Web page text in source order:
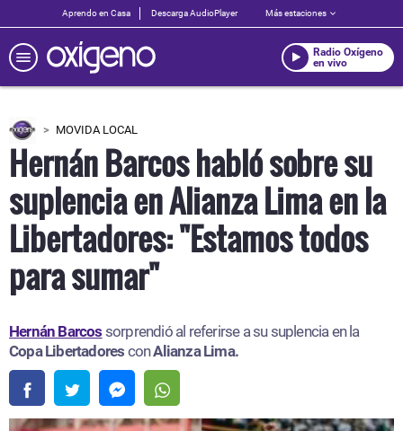
Aprendo en Casa Descarga AudioPlayer Más estaciones
Radio Oxígeno
en vivo
MOVIDA LOCAL
Hernán Barcos habló sobre su
suplencia en Alianza Lima en la
Libertadores: "Estamos todos
para sumar"
Hernán Barcos sorprendió al referirse a su suplencia en la
Copa Libertadores conAlianza Lima.